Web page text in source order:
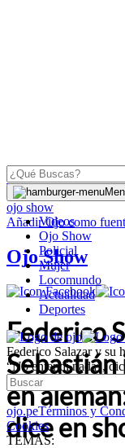
Videos
Ojo Show
Policial
Mujer
Locomundo
Actualidad
Deportes
Federico Salazar y su
“No entendí nada”,
ojo.peTérminos y
Cookies
TEMAS:
OJO
ojo show
AñadirOjocomo
Ojo Show
Federico
en
dice en